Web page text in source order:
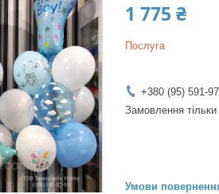
1 775 ₴
Послуга
+380 (95) 591-
Замовлення